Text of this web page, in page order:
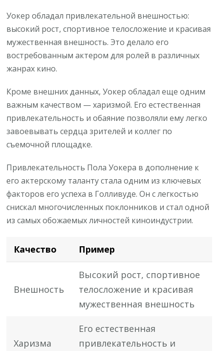
Уокер обладал привлекательной внешностью:
высокий рост, спортивное телосложение и красивая
мужественная внешность. Это делало его
востребованным актером для ролей в различных
жанрах кино.
Кроме внешних данных, Уокер обладал еще одним
важным качеством — харизмой. Его естественная
привлекательность и обаяние позволяли ему легко
завоевывать сердца зрителей и коллег по
съемочной площадке.
Привлекательность Пола Уокера в дополнение к
его актерскому таланту стала одним из ключевых
факторов его успеха в Голливуде. Он с легкостью
снискал многочисленных поклонников и стал одной
из самых обожаемых личностей киноиндустрии.
Качество Пример
Внешность
Высокий рост, спортивное
телосложение и красивая
мужественная внешность
Харизма
Его естественная
привлекательность и